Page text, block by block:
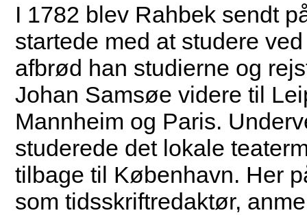
I 1782 blev Rahbek sendt
startede med at studere
afbrød han studierne og
Johan Samsøe videre til
Mannheim og Paris.
studerede det lokale
tilbage til København. Her
som tidsskriftredaktør,